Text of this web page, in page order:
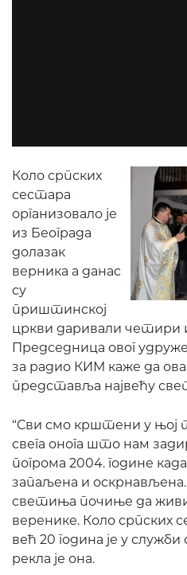
Коло српских
сестара
организовало је
из Београда
долазак
верника а данас
су
приштинској
цркви даривали четири
Председница овог
за радио КИМ каже да
представља највећу
“Сви смо крштени у њој
свега онога што нам
погрома 2004. године
запаљена и оскрнављена.
светиња почиње да
веренике. Коло
већ 20 година је у служби
рекла је она.